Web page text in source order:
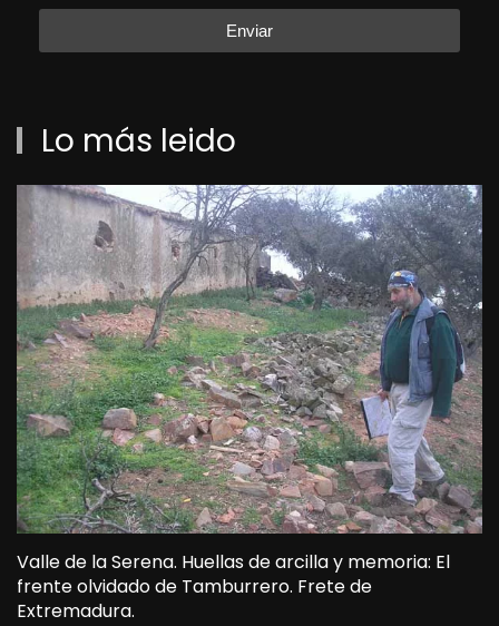
Enviar
Lo más leido
Valle de la Serena. Huellas de arcilla y memoria: El
frente olvidado de Tamburrero. Frete de
Extremadura.